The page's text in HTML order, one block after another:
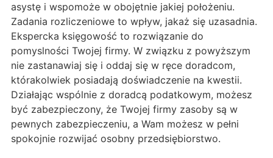
asystę i wspomoże w obojętnie jakiej położeniu.
Zadania rozliczeniowe to wpływ, jakaż się uzasadnia.
Ekspercka księgowość to rozwiązanie do
pomyslności Twojej firmy. W związku z powyższym
nie zastanawiaj się i oddaj się w ręce doradcom,
którakolwiek posiadają doświadczenie na kwestii.
Działając wspólnie z doradcą podatkowym, możesz
być zabezpieczony, że Twojej firmy zasoby są w
pewnych zabezpieczeniu, a Wam możesz w pełni
spokojnie rozwijać osobny przedsiębiorstwo.